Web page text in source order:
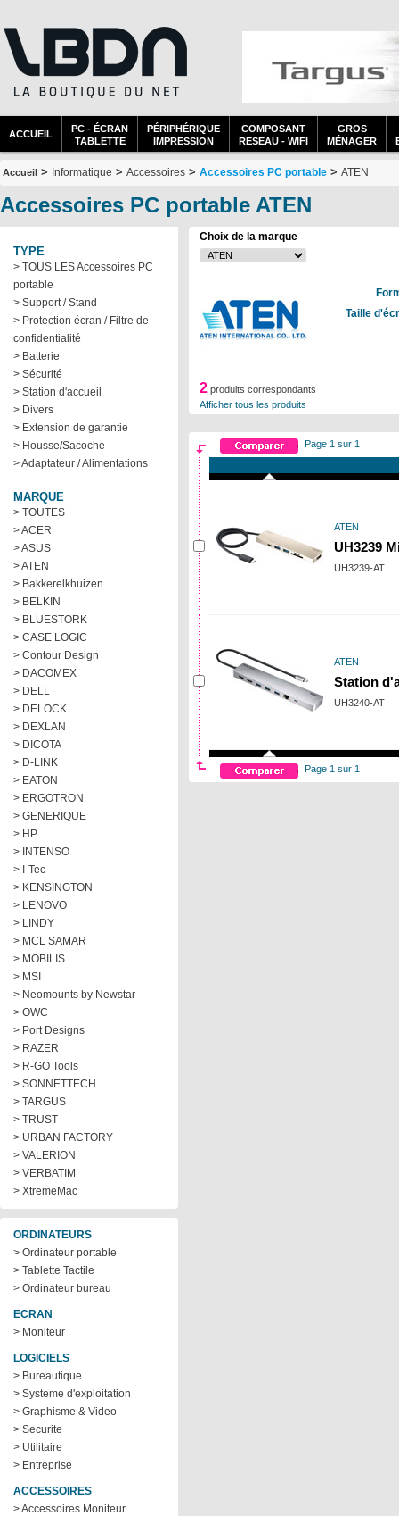
ACCUEIL
PC - ÉCRAN
TABLETTE
PÉRIPHÉRIQUE
IMPRESSION
COMPOSANT
RESEAU - WIFI
GROS
MÉNAGER
Accueil > Informatique > Accessoires > Accessoires PC portable > ATEN
Accessoires PC portable ATEN
TYPE
> TOUS LES Accessoires PC
portable
> Support / Stand
> Protection écran / Filtre de
confidentialité
> Batterie
> Sécurité
> Station d'accueil
> Divers
> Extension de garantie
> Housse/Sacoche
> Adaptateur / Alimentations
MARQUE
> TOUTES
> ACER
> ASUS
> ATEN
> Bakkerelkhuizen
> BELKIN
> BLUESTORK
> CASE LOGIC
> Contour Design
> DACOMEX
> DELL
> DELOCK
> DEXLAN
> DICOTA
> D-LINK
> EATON
> ERGOTRON
> GENERIQUE
> HP
> INTENSO
> I-Tec
> KENSINGTON
> LENOVO
> LINDY
> MCL SAMAR
> MOBILIS
> MSI
> Neomounts by Newstar
> OWC
> Port Designs
> RAZER
> R-GO Tools
> SONNETTECH
> TARGUS
> TRUST
> URBAN FACTORY
> VALERION
> VERBATIM
> XtremeMac
ORDINATEURS
> Ordinateur portable
> Tablette Tactile
> Ordinateur bureau
ECRAN
> Moniteur
LOGICIELS
> Bureautique
> Systeme d'exploitation
> Graphisme & Video
> Securite
> Utilitaire
> Entreprise
ACCESSOIRES
> Accessoires Moniteur
Choix de la marque
Taille
2 produits correspondants
Afficher tous les produits
Page 1 sur 1
ATEN
UH3239
UH3239-AT
ATEN
Station
UH3240-AT
Page 1 sur 1